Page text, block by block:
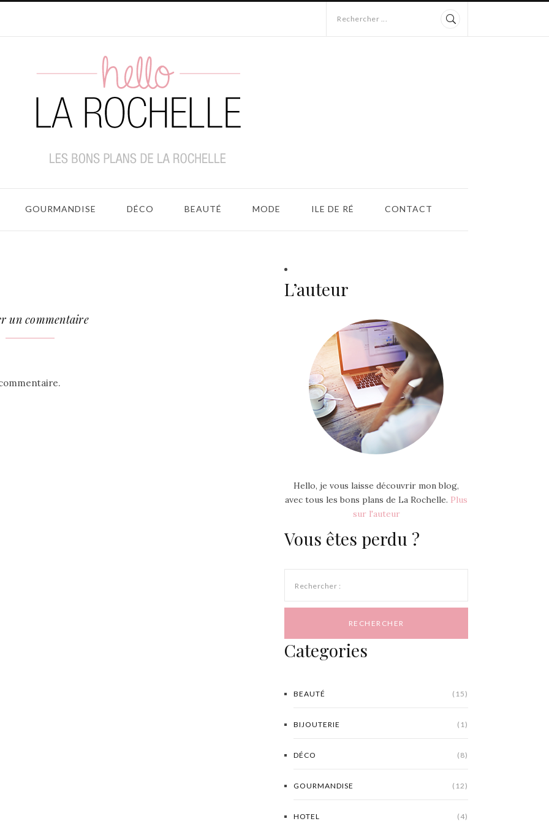
Rechercher ...
GOURMANDISE DÉCO BEAUTÉ MODE ILE DE RÉ CONTACT
un commentaire
L’auteur
Hello, je vous laisse découvrir mon blog,
avec tous les bons plans de La Rochelle. Plus
sur l'auteur
Vous êtes perdu ?
Rechercher :
Categories
BEAUTÉ (15)
BIJOUTERIE (1)
DÉCO (8)
GOURMANDISE (12)
HOTEL (4)